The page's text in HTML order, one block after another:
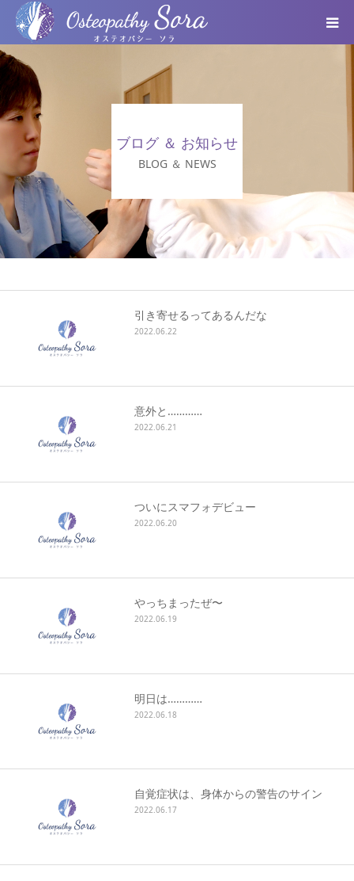
ブログ ＆ お知らせ
BLOG ＆ NEWS
引き寄せるってあるんだな
2022.06.22
意外と…………
2022.06.21
ついにスマフォデビュー
2022.06.20
やっちまったぜ〜
2022.06.19
明日は…………
2022.06.18
自覚症状は、身体からの警告のサイン
2022.06.17
SEMINAR
VOICE
BLOG ＆ NEWS
個人情報保護方針
キャンセルポリシー